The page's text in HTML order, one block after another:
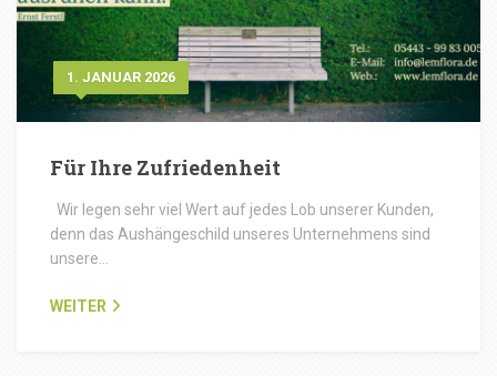
1. JANUAR 2026
Für Ihre Zufriedenheit
Wir legen sehr viel Wert auf jedes Lob unserer Kunden,
denn das Aushängeschild unseres Unternehmens sind
unsere…
WEITER